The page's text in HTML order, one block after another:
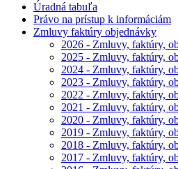
Úradná tabuľa
Právo na prístup k informáciám
Zmluvy faktúry objednávky
2026 - Zmluvy, faktúry,
2025 - Zmluvy, faktúry,
2024 - Zmluvy, faktúry,
2023 - Zmluvy, faktúry,
2022 - Zmluvy, faktúry,
2021 - Zmluvy, faktúry,
2020 - Zmluvy, faktúry,
2019 - Zmluvy, faktúry,
2018 - Zmluvy, faktúry,
2017 - Zmluvy, faktúry,